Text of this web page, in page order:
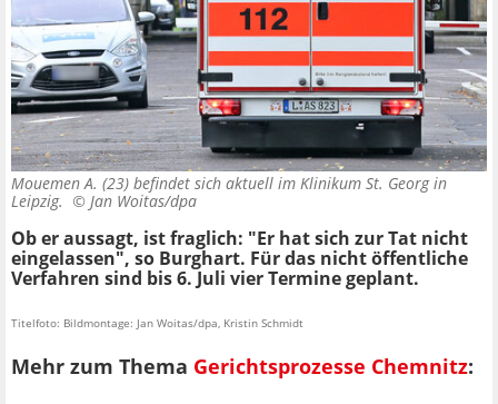
Mouemen A. (23) befindet sich aktuell im Klinikum St. Georg in
Leipzig. © Jan Woitas/dpa
Ob er aussagt, ist fraglich: "Er hat sich zur Tat nicht
eingelassen", so Burghart. Für das nicht öffentliche
Verfahren sind bis 6. Juli vier Termine geplant.
Titelfoto: Bildmontage: Jan Woitas/dpa, Kristin Schmidt
Mehr zum Thema Gerichtsprozesse Chemnitz: